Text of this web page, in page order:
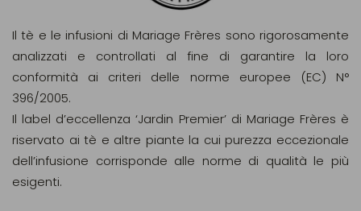
Il tè e le infusioni di Mariage Frères sono rigorosamente
analizzati e controllati al fine di garantire la loro
conformità ai criteri delle norme europee (EC) N°
396/2005.
Il label d’eccellenza ‘Jardin Premier’ di Mariage Frères è
riservato ai tè e altre piante la cui purezza eccezionale
dell’infusione corrisponde alle norme di qualità le più
esigenti.